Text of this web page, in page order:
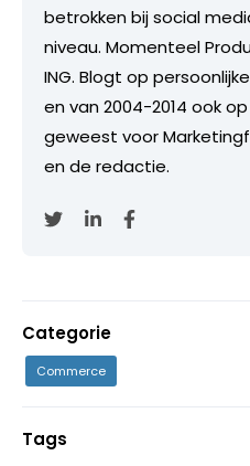
betrokken bij social
niveau. Momenteel
ING. Blogt op
en van 2004-2014 ook
geweest voor
en de redactie.
Categorie
Commerce
Tags